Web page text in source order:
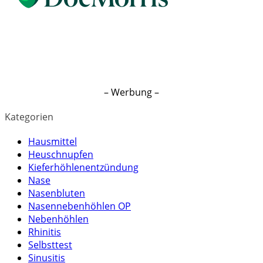
– Werbung –
Kategorien
Hausmittel
Heuschnupfen
Kieferhöhlenentzündung
Nase
Nasenbluten
Nasennebenhöhlen OP
Nebenhöhlen
Rhinitis
Selbsttest
Sinusitis